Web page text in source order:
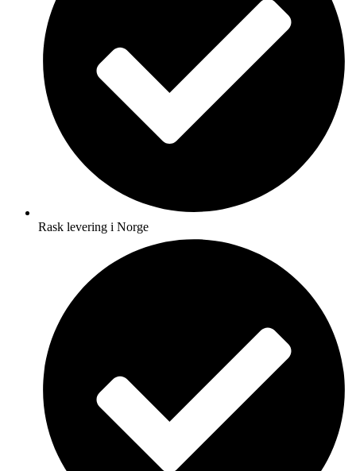
Rask levering i Norge